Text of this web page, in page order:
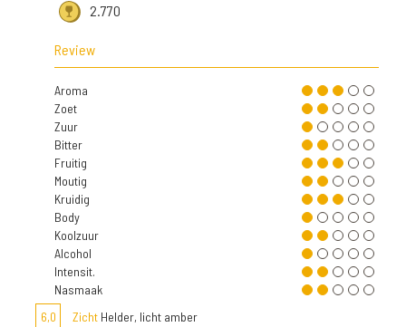
2.770
Review
Aroma
Zoet
Zuur
Bitter
Fruitig
Moutig
Kruidig
Body
Koolzuur
Alcohol
Intensit.
Nasmaak
6,0
Zicht Helder, licht amber